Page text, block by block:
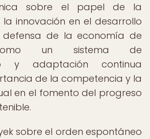
sobre el papel de la
innovación en el desarrollo
defensa de la economía de
un sistema de
y adaptación continua
de la competencia y la
en el fomento del progreso
sobre el orden espontáneo